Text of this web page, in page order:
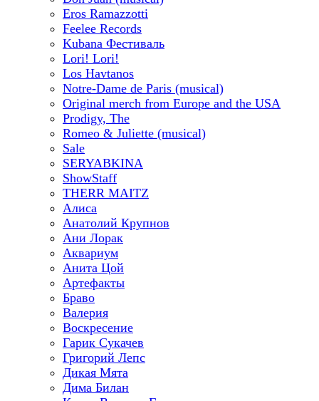
Eros Ramazzotti
Feelee Records
Kubana Фестиваль
Lori! Lori!
Los Havtanos
Notre-Dame de Paris (musical)
Original merch from Europe and the USA
Prodigy, The
Romeo & Juliette (musical)
Sale
SERYABKINA
ShowStaff
THERR MAITZ
Алиса
Анатолий Крупнов
Ани Лорак
Аквариум
Анита Цой
Артефакты
Браво
Валерия
Воскресение
Гарик Сукачев
Григорий Лепс
Дикая Мята
Дима Билан